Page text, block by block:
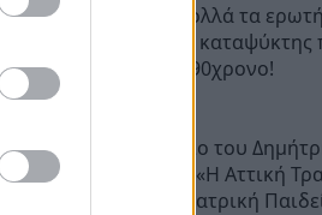
Μυστράς: Πολλά τα
ανοίγει ένας καταψύκτης
μέσα νεκρό 90χρονο!
Από το βιβλίο του
Κατσαφάνα: «Η Αττική
Κωμωδία Θεατρική